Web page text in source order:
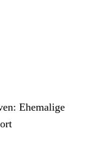
Ehemalige